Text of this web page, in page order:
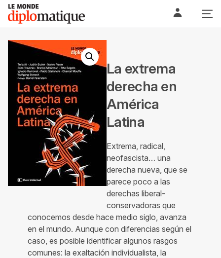
Skip
content
Le monde diplomatique
La extrema
derecha en
América
Latina
Extrema, radical,
neofascista… una
derecha nueva, que se
parece poco a las
derechas liberal-
conservadoras que
conocemos desde hace medio siglo, avanza
en el mundo. Aunque con diferencias según el
caso, es posible identificar algunos rasgos
comunes: la exaltación individualista, la